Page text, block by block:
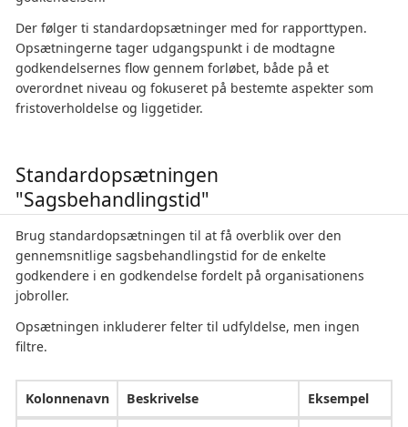
Der følger ti standardopsætninger med for rapporttypen.
Opsætningerne tager udgangspunkt i de modtagne
godkendelsernes flow gennem forløbet, både på et
overordnet niveau og fokuseret på bestemte aspekter som
fristoverholdelse og liggetider.
Standardopsætningen
"Sagsbehandlingstid"
Brug standardopsætningen til at få overblik over den
gennemsnitlige sagsbehandlingstid for de enkelte
godkendere i en godkendelse fordelt på organisationens
jobroller.
Opsætningen inkluderer felter til udfyldelse, men ingen
filtre.
Kolonnenavn Beskrivelse Eksempel